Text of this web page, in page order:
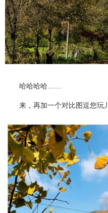
哈哈哈哈……
来，再加一个对比图逗您玩